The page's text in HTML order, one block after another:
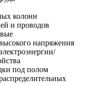
колонн
и проводов
напряжения
под полом